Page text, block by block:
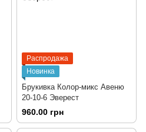
Распродажа
Новинка
Брукивка Колор-микс Авеню
20-10-6 Эверест
960.00 грн